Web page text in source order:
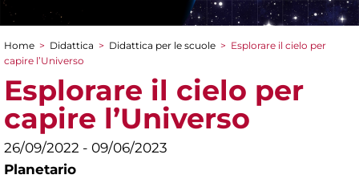
Tu sei qui
Home > Didattica > Didattica per le scuole > Esplorare il cielo per
capire l’Universo
Esplorare il cielo per
capire l’Universo
26/09/2022 - 09/06/2023
Planetario